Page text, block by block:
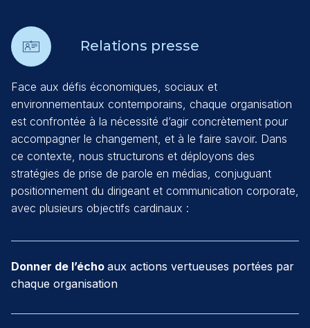
Relations presse
Face aux défis économiques, sociaux et
environnementaux contemporains, chaque organisation
est confrontée à la nécessité d’agir concrètement pour
accompagner le changement, et à le faire savoir. Dans
ce contexte, nous structurons et déployons des
stratégies de prise de parole en médias, conjuguant
positionnement du dirigeant et communication corporate,
avec plusieurs objectifs cardinaux :
Donner de l’écho aux actions vertueuses portées par
chaque organisation